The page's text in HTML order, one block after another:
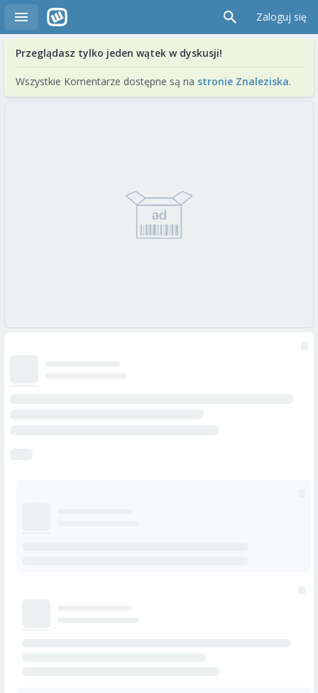
Zaloguj się
Przeglądasz tylko jeden wątek w dyskusji!
Wszystkie Komentarze dostępne są na stronie Znaleziska.